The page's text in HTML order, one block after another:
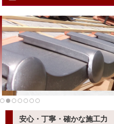
安心・丁寧・確かな施工力